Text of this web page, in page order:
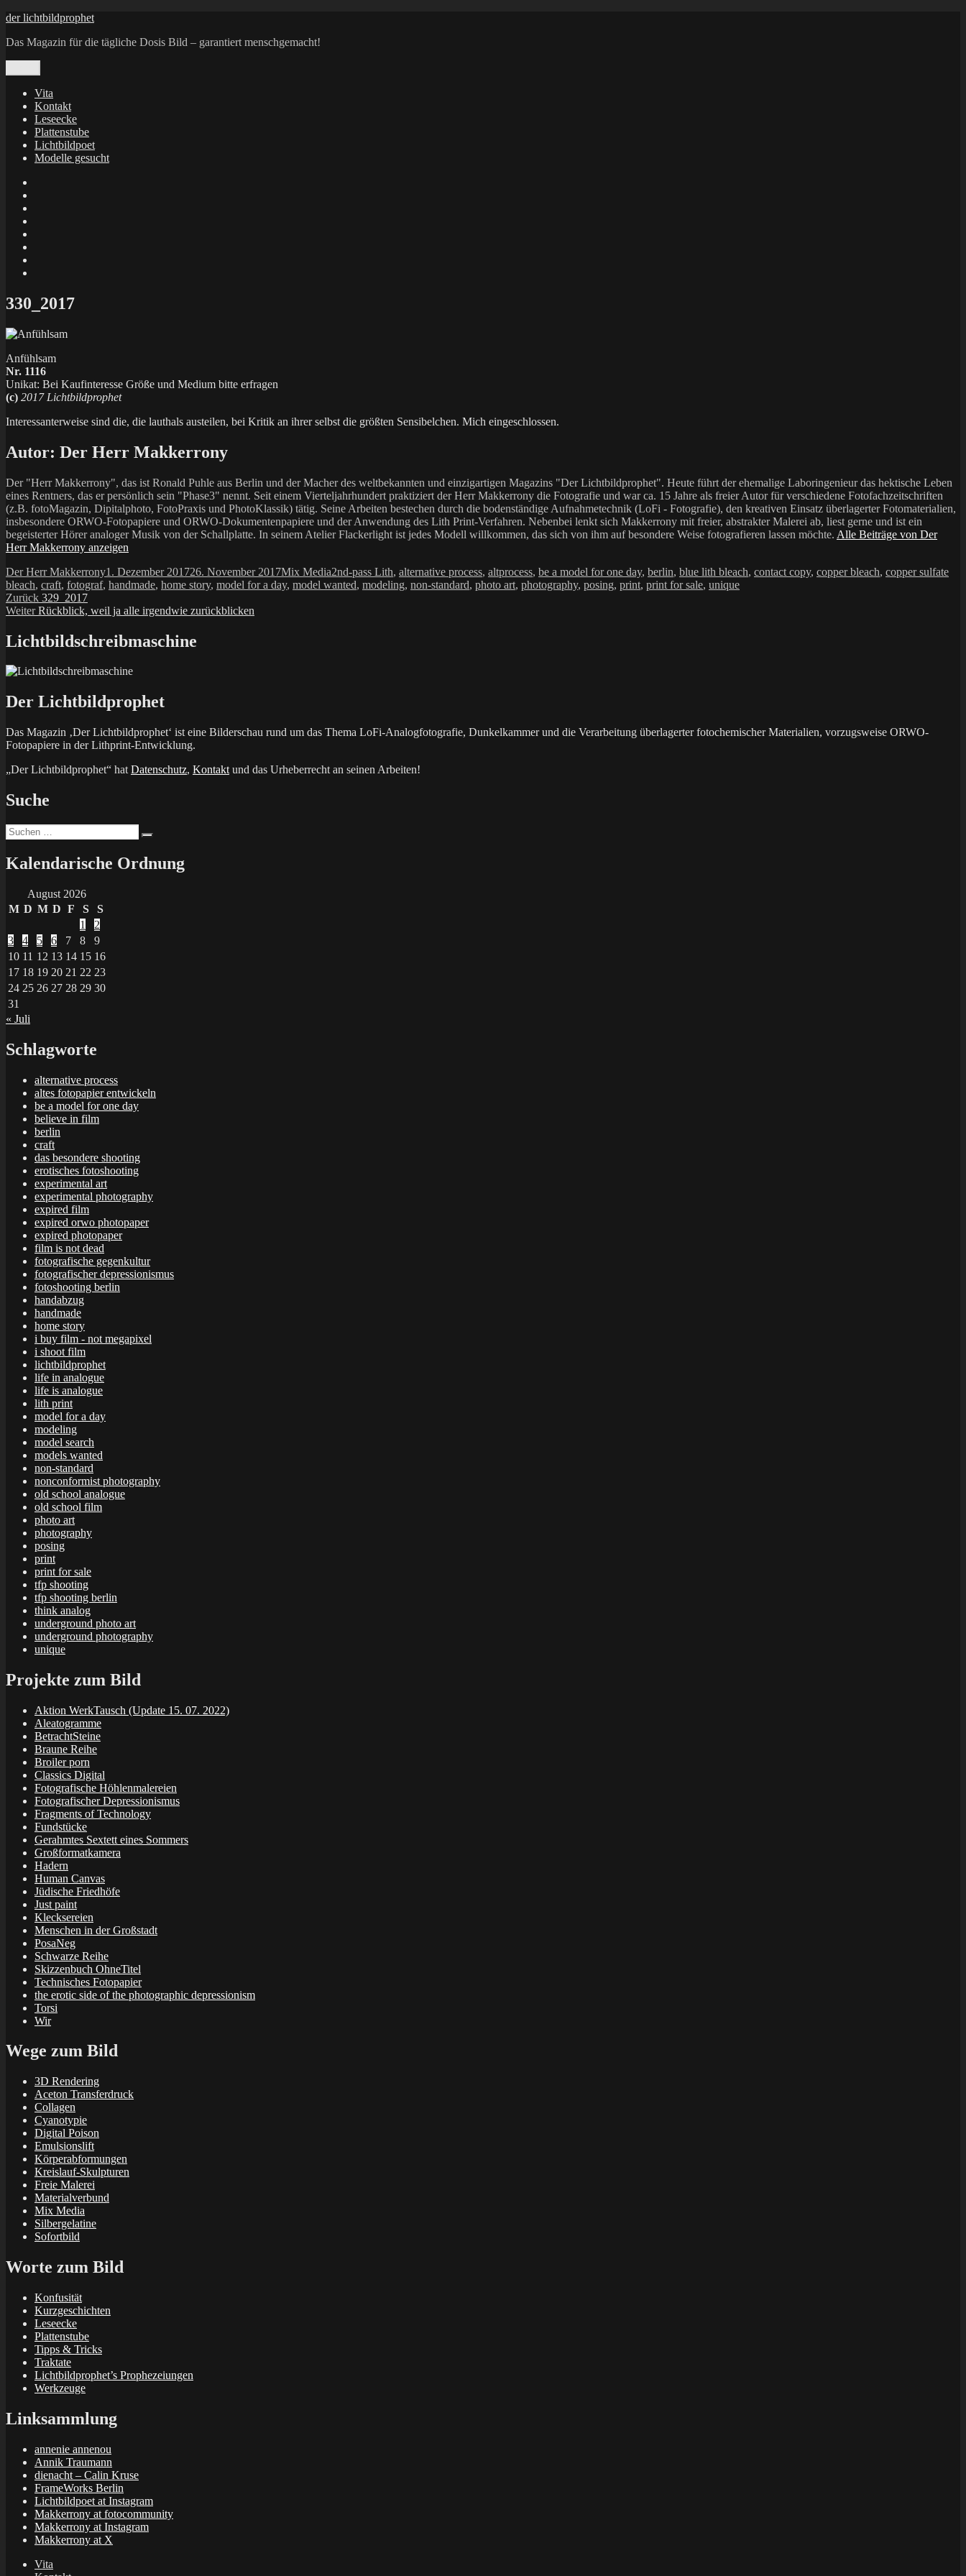
Zum
springen
der lichtbildprophet
Das Magazin für die tägliche Dosis Bild – garantiert menschgemacht!
Vita
Kontakt
Leseecke
Plattenstube
Lichtbildpoet
Modelle gesucht
X
330_2017
Anfühlsam
Nr. 1116
Unikat: Bei Kaufinteresse Größe und Medium bitte erfragen
(c) 2017 Lichtbildprophet
Interessanterweise sind die, die lauthals austeilen, bei Kritik an ihrer selbst die größten Sensibelchen. Mich eingeschlossen.
Autor: Der Herr Makkerrony
Der "Herr Makkerrony", das ist Ronald Puhle aus Berlin und der Macher des weltbekannten und einzigartigen Magazins "Der Lichtbildprophet". Heute führt der ehemalige Laboringenieur das hektische Leben
eines Rentners, das er persönlich sein "Phase3" nennt. Seit einem Vierteljahrhundert praktiziert der Herr Makkerrony die Fotografie und war ca. 15 Jahre als freier Autor für verschiedene Fotofachzeitschriften
(z.B. fotoMagazin, Dipitalphoto, FotoPraxis und PhotoKlassik) tätig. Seine Arbeiten bestechen durch die bodenständige Aufnahmetechnik (LoFi - Fotografie), den kreativen Einsatz überlagerter Fotomaterialien,
insbesondere ORWO-Fotopapiere und ORWO-Dokumentenpapiere und der Anwendung des Lith Print-Verfahren. Nebenbei lenkt sich Makkerrony mit freier, abstrakter Malerei ab, liest gerne und ist ein
begeisterter Hörer analoger Musik von der Schallplatte. In seinem Atelier Flackerlight ist jedes Modell willkommen, das sich von ihm auf besondere Weise fotografieren lassen möchte. Alle Beiträge von Der
Herr Makkerrony anzeigen
Autor
Der Herr MakkerronyVeröffentlicht
am
1. Dezember 201726. November 2017Kategorien
Mix MediaSchlagwörter
2nd-pass Lith, alternative process, altprocess, be a model for one day, berlin, blue lith bleach, contact copy, copper bleach, copper sulfate
bleach, craft, fotograf, handmade, home story, model for a day, model wanted, modeling, non-standard, photo art, photography, posing, print, print for sale, unique
Beitragsnavigation
Zurück Vorheriger
Beitrag:
329_2017
Weiter Nächster
Rückblick, weil ja alle irgendwie zurückblicken
Lichtbildschreibmaschine
Der Lichtbildprophet
Das Magazin ‚Der Lichtbildprophet‘ ist eine Bilderschau rund um das Thema LoFi-Analogfotografie, Dunkelkammer und die Verarbeitung überlagerter fotochemischer Materialien, vorzugsweise ORWO-
Fotopapiere in der Lithprint-Entwicklung.
„Der Lichtbildprophet“ hat Datenschutz, Kontakt und das Urheberrecht an seinen Arbeiten!
Suche
Suchen
nach:
Kalendarische Ordnung
August 2026
M D M D F S
S
1
2
3
4 5 6 7 8
9
10 11 12 13 14 15 16
17 18 19 20 21 22 23
24 25 26 27 28 29 30
31
« Juli
Schlagworte
alternative process
altes fotopapier entwickeln
be a model for one day
believe in film
berlin
craft
das besondere shooting
erotisches fotoshooting
experimental art
experimental photography
expired film
expired orwo photopaper
expired photopaper
film is not dead
fotografische gegenkultur
fotografischer depressionismus
fotoshooting berlin
handabzug
handmade
home story
i buy film - not megapixel
i shoot film
lichtbildprophet
life in analogue
life is analogue
lith print
model for a day
modeling
model search
models wanted
non-standard
nonconformist photography
old school analogue
old school film
photo art
photography
posing
print
print for sale
tfp shooting
tfp shooting berlin
think analog
underground photo art
underground photography
unique
Projekte zum Bild
Aktion WerkTausch (Update 15. 07. 2022)
Aleatogramme
BetrachtSteine
Braune Reihe
Broiler porn
Classics Digital
Fotografische Höhlenmalereien
Fotografischer Depressionismus
Fragments of Technology
Fundstücke
Gerahmtes Sextett eines Sommers
Großformatkamera
Hadern
Human Canvas
Jüdische Friedhöfe
Just paint
Klecksereien
Menschen in der Großstadt
PosaNeg
Schwarze Reihe
Skizzenbuch OhneTitel
Technisches Fotopapier
the erotic side of the photographic depressionism
Torsi
Wir
Wege zum Bild
3D Rendering
Aceton Transferdruck
Collagen
Cyanotypie
Digital Poison
Emulsionslift
Körperabformungen
Kreislauf-Skulpturen
Freie Malerei
Materialverbund
Mix Media
Silbergelatine
Sofortbild
Worte zum Bild
Konfusität
Kurzgeschichten
Leseecke
Plattenstube
Tipps & Tricks
Traktate
Lichtbildprophet’s Prophezeiungen
Werkzeuge
Linksammlung
annenie annenou
Annik Traumann
dienacht – Calin Kruse
FrameWorks Berlin
Lichtbildpoet at Instagram
Makkerrony at fotocommunity
Makkerrony at Instagram
Makkerrony at X
Vita